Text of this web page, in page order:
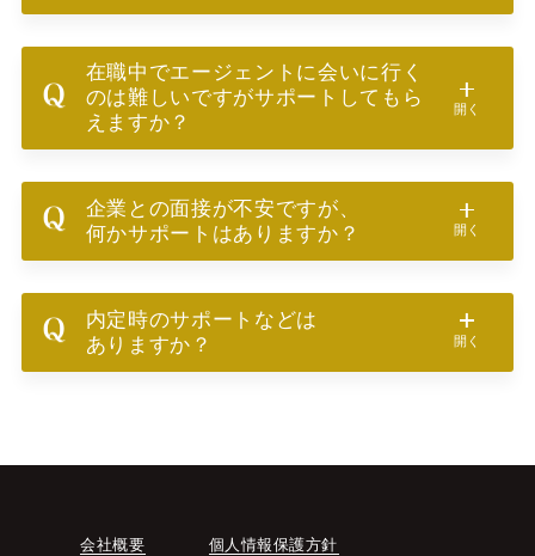
在職中でエージェントに会いに行く
のは難しいですがサポートしてもら
えますか？
開く
企業との面接が不安ですが、
何かサポートはありますか？
開く
内定時のサポートなどは
ありますか？
開く
会社概要 個人情報保護方針